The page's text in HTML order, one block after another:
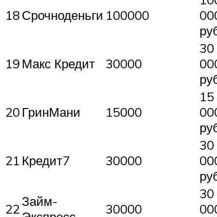
18Срочноденьги 100000
19 Макс Кредит 30000
30
20 ГринМани 15000
15
21 Кредит7 30000
30
22Займ-
30000
30